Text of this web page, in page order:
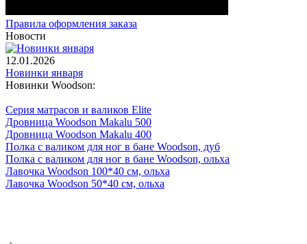
Правила оформления заказа
Новости
12.01.2026
Новинки января
Новинки Woodson:
Серия матрасов и валиков Elite
Дровница Woodson Makalu 500
Дровница Woodson Makalu 400
Полка с валиком для ног в бане Woodson, дуб
Полка с валиком для ног в бане Woodson, ольха
Лавочка Woodson 100*40 см, ольха
Лавочка Woodson 50*40 см, ольха